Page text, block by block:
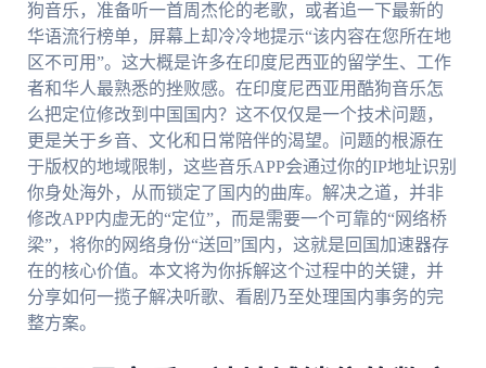
狗音乐，准备听一首周杰伦的老歌，或者追一下最新的
华语流行榜单，屏幕上却冷冷地提示“该内容在您所在地
区不可用”。这大概是许多在印度尼西亚的留学生、工作
者和华人最熟悉的挫败感。在印度尼西亚用酷狗音乐怎
么把定位修改到中国国内？这不仅仅是一个技术问题，
更是关于乡音、文化和日常陪伴的渴望。问题的根源在
于版权的地域限制，这些音乐APP会通过你的IP地址识别
你身处海外，从而锁定了国内的曲库。解决之道，并非
修改APP内虚无的“定位”，而是需要一个可靠的“网络桥
梁”，将你的网络身份“送回”国内，这就是回国加速器存
在的核心价值。本文将为你拆解这个过程中的关键，并
分享如何一揽子解决听歌、看剧乃至处理国内事务的完
整方案。